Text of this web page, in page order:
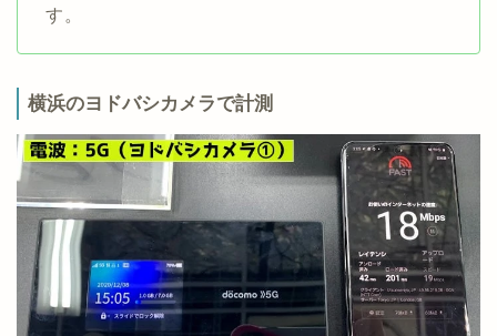
す。
横浜のヨドバシカメラで計測